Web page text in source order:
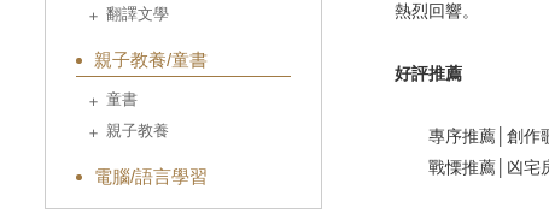
翻譯文學
親子教養/童書
童書
親子教養
電腦/語言學習
熱烈回響。
好評推薦
專序推薦│創作
戰慄推薦│凶宅房